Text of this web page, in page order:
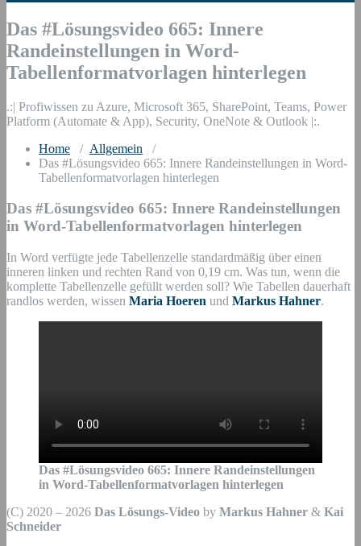
Das #Lösungsvideo 665: Innere
Randeinstellungen in Word-
Tabellenformatvorlagen hinterlegen
.:| Profiwissen zu Azure, Microsoft 365, SharePoint, Teams, Power
Platform (Automate & App), Security, OneNote & Outlook |:.
Home / Allgemein /
Das #Lösungsvideo 665: Innere Randeinstellungen in Word-
Tabellenformatvorlagen hinterlegen
Das #Lösungsvideo 665: Innere Randeinstellungen
in Word-Tabellenformatvorlagen hinterlegen
In Word verfügte jede Tabellenzelle standardmäßig über einen
inneren linken und rechten Rand von 0,19 cm. Was tun, wenn die
komplette Tabellenzelle gefüllt werden soll? Wie Tabellen dauerhaft
randlos werden, wissen Maria Hoeren und Markus Hahner.
Das #Lösungsvideo 665: Innere Randeinstellungen
in Word-Tabellenformatvorlagen hinterlegen
(C) 2020 – 2026 Das Lösungs-Video by Markus Hahner & Kai
Schneider